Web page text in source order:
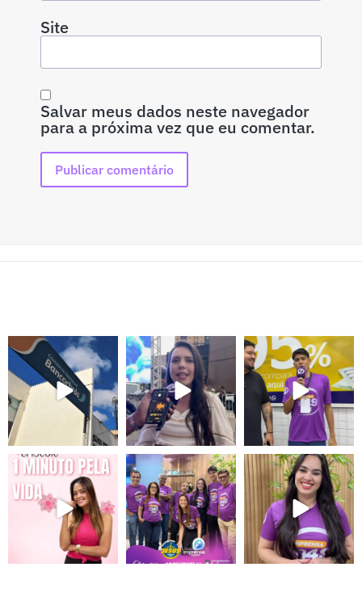
Site
Salvar meus dados neste navegador
para a próxima vez que eu comentar.